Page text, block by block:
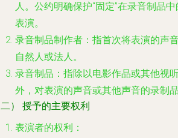
人。公约明确保护“固定”在录音制品
表演。
录音制品制作者 ：指首次将表演的声
自然人或法人。
录音制品 ：指除以电影作品或其他视
外，对表演的声音或其他声音的录制品
） 授予的主要权利
表演者的权利 ：